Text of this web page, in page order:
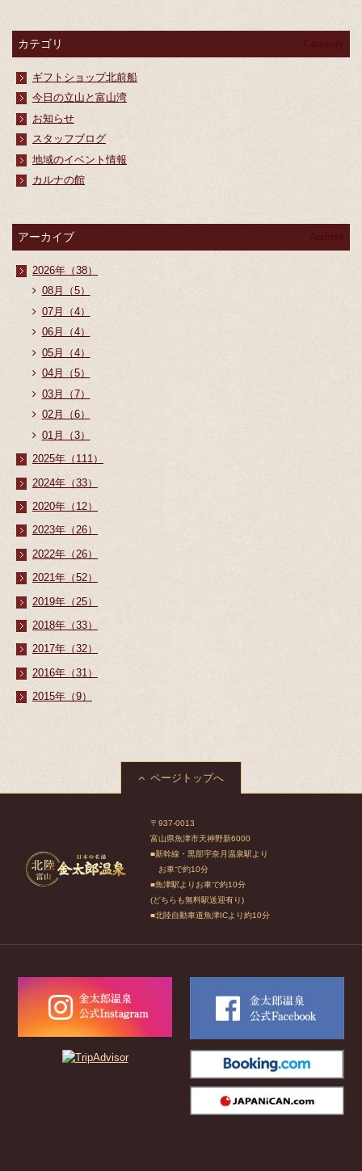
カテゴリ
ギフトショップ北前船
今日の立山と富山湾
お知らせ
スタッフブログ
地域のイベント情報
カルナの館
アーカイブ
2026年（38）
08月（5）
07月（4）
06月（4）
05月（4）
04月（5）
03月（7）
02月（6）
01月（3）
2025年（111）
2024年（33）
2020年（12）
2023年（26）
2022年（26）
2021年（52）
2019年（25）
2018年（33）
2017年（32）
2016年（31）
2015年（9）
ページトップへ
〒937-0013
富山県魚津市天神野新6000
■新幹線・黒部宇奈月温泉駅より
お車で約10分
■魚津駅よりお車で約10分
(どちらも無料駅送迎有り)
■北陸自動車道魚津ICより約10分